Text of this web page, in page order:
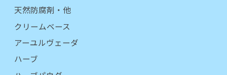
天然防腐剤・他
クリームベース
アーユルヴェーダ
ハーブ